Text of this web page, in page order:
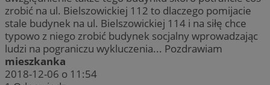
zrobić na ul. Bielszowickiej 112 to dlaczego pomijacie
stale budynek na ul. Bielszowickiej 114 i na siłę chce
typowo z niego zrobić budynek socjalny wprowadzając
ludzi na pograniczu wykluczenia... Pozdrawiam
mieszkanka
2018-12-06 o 11:54